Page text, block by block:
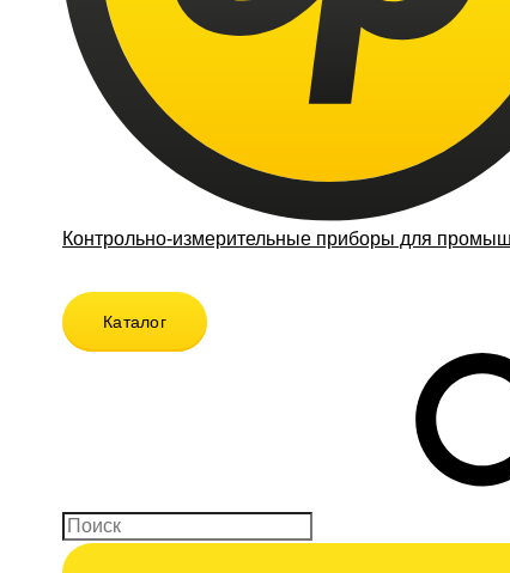
Контрольно-измерительные приборы для
Каталог